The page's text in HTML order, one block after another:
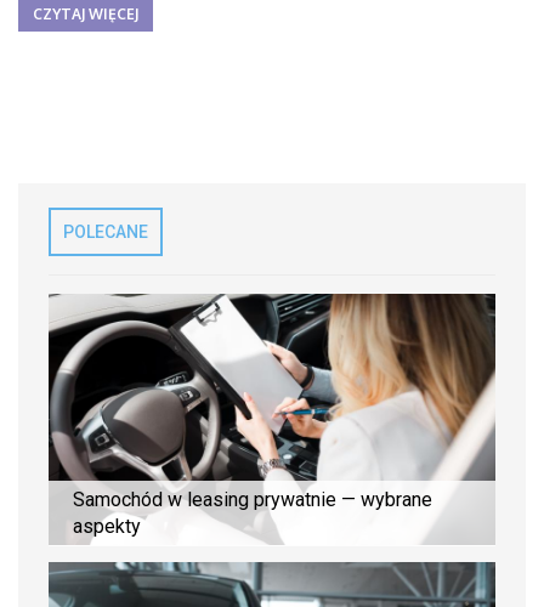
CZYTAJ WIĘCEJ
POLECANE
Samochód w leasing prywatnie — wybrane
aspekty